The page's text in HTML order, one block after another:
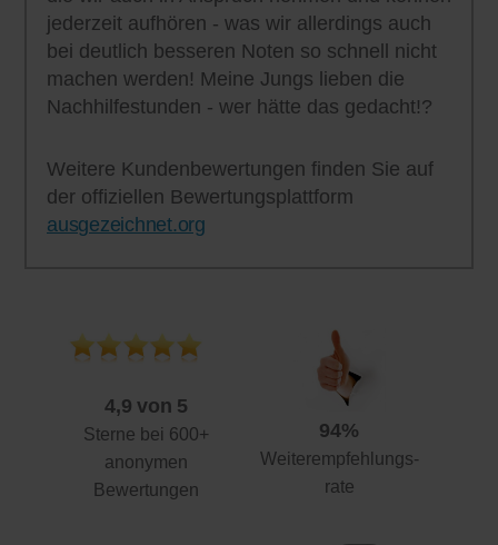
jederzeit aufhören - was wir allerdings auch
bei deutlich besseren Noten so schnell nicht
machen werden! Meine Jungs lieben die
Nachhilfestunden - wer hätte das gedacht!?
Weitere Kundenbewertungen finden Sie auf
der offiziellen Bewertungsplattform
ausgezeichnet.org
4,9 von 5
Sterne bei 600+
anonymen
Bewertungen
94%
Weiterempfehlungs-
rate